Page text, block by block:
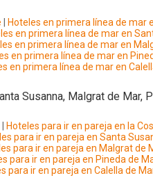
Hoteles en primera línea de mar
en primera línea de mar en
en primera línea de mar en
en primera línea de mar en
en primera línea de mar en
Susanna, Malgrat de Mar,
Hoteles para ir en pareja en la
para ir en pareja en Santa
para ir en pareja en Malgrat de
para ir en pareja en Pineda de
para ir en pareja en Calella de